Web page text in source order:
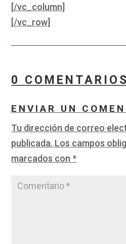
[/vc_column]
[/vc_row]
0 COMENTARIOS
ENVIAR UN
Tu dirección de correo
publicada. Los campos
marcados con *